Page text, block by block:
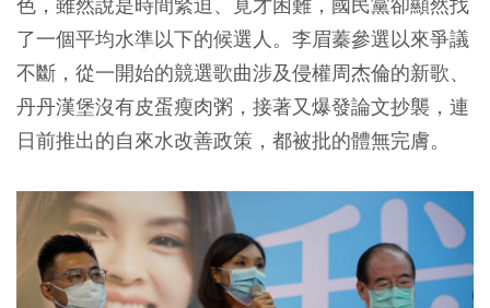
了一個平均水準以下的候選人。 李眉蓁參選以來爭議
不斷，從一開始的競選歌曲涉及侵權周杰倫的新歌、
丹丹漢堡沒有皮蛋瘦肉粥，接著又爆發論文抄襲，連
日前推出的自來水改善政策，都被批的體無完膚。